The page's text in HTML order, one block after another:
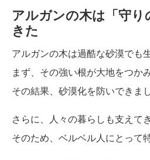
アルガンの木は「守り
きた
アルガンの木は過酷な砂漠でも
まず、その強い根が大地をつか
その結果、砂漠化を防いできまし
さらに、人々の暮らしも支えて
そのため、ベルベル人にとって